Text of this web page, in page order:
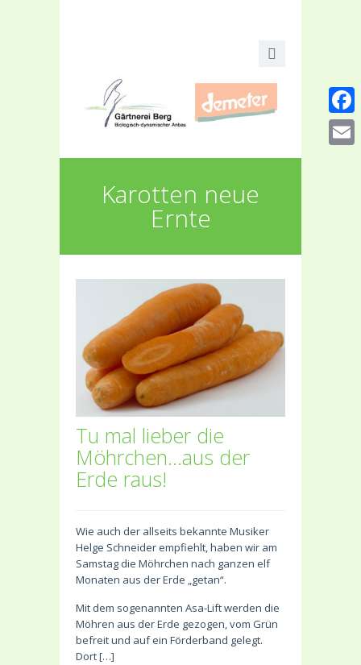
Karotten neue
Ernte
Tu mal lieber die
Möhrchen…aus der
Erde raus!
Wie auch der allseits bekannte Musiker
Helge Schneider empfiehlt, haben wir am
Samstag die Möhrchen nach ganzen elf
Monaten aus der Erde „getan“.
Mit dem sogenannten Asa-Lift werden die
Möhren aus der Erde gezogen, vom Grün
befreit und auf ein Förderband gelegt.
Dort […]